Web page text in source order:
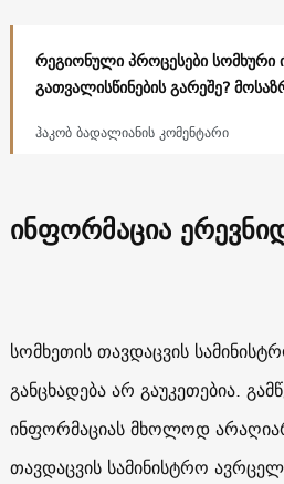
რეგიონული პროცესები სომხური
გათვალისწინების გარეშე?
ჰაკობ ბადალიანის კომენტარი
ინფორმაცია
სომხეთის თავდაცვის
განცხადება არ გაუკეთებია.
ინფორმაციას მხოლოდ
თავდაცვის სამინისტრო